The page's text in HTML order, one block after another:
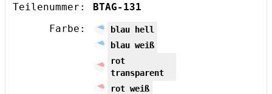
Teilenummer:
BTAG-131
Farbe:
blau hell
blau weiß
rot
transparent
rot weiß